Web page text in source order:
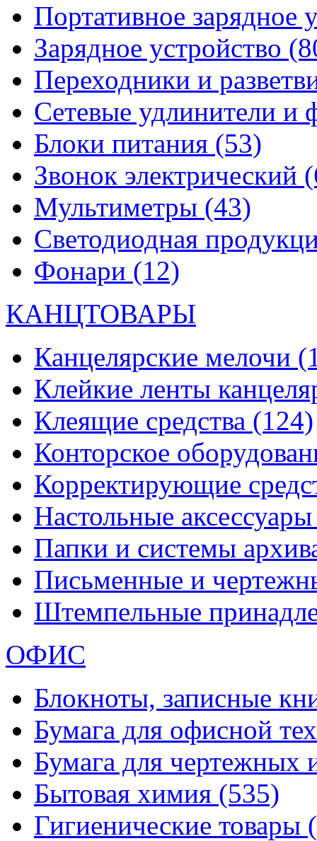
Портативное зарядное
Зарядное устройство
Переходники и
Сетевые удлинители и
Блоки питания (53)
Звонок электрический
Мультиметры (43)
Светодиодная
Фонари (12)
КАНЦТОВАРЫ
Канцелярские мелочи
Клейкие ленты
Клеящие средства (124)
Конторское
Корректирующие
Настольные
Папки и системы
Письменные и
Штемпельные
ОФИС
Блокноты, записные
Бумага для офисной
Бумага для чертежных
Бытовая химия (535)
Гигиенические товары